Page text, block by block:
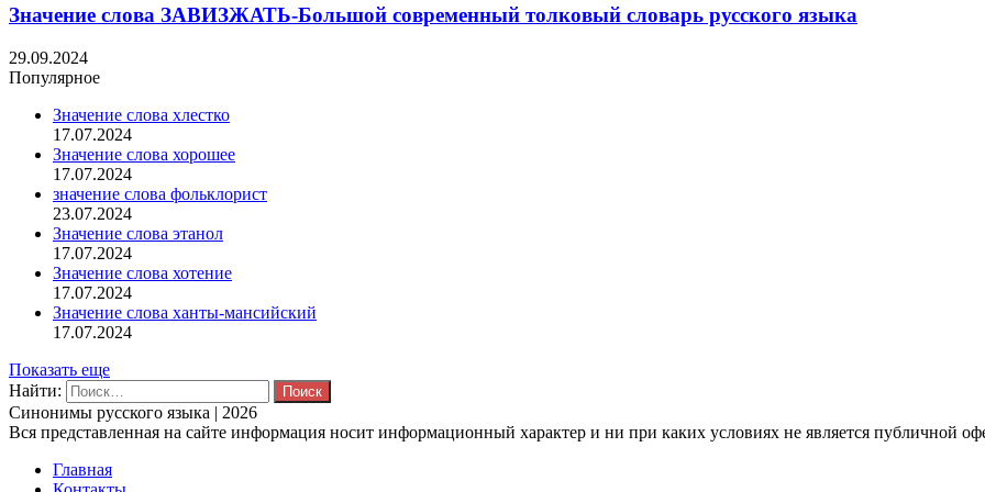
Значение слова ЗАВИЗЖАТЬ-Большой современный толковый словарь русского языка
29.09.2024
Популярное
Значение слова хлестко
17.07.2024
Значение слова хорошее
17.07.2024
значение слова фольклорист
23.07.2024
Значение слова этанол
17.07.2024
Значение слова хотение
17.07.2024
Значение слова ханты-мансийский
17.07.2024
Показать еще
Найти:
Синонимы русского языка | 2026
Вся представленная на сайте информация носит информационный характер и ни при каких условиях не является публичной
Главная